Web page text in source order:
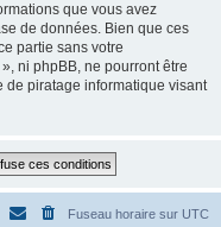
que vous avez
de données. Bien que ces
partie sans votre
ni phpBB, ne pourront être
de piratage informatique visant
Fuseau horaire sur UTC